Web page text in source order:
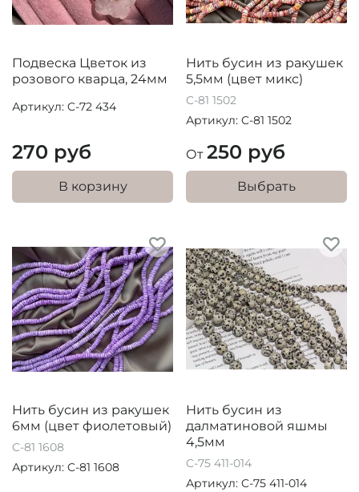
Подвеска Цветок из
розового кварца, 24мм
Артикул: C-72 434
270 руб
В корзину
Нить бусин из ракушек
5,5мм (цвет микс)
C-81 1502
Артикул: C-81 1502
От 250 руб
Выбрать
Нить бусин из ракушек
6мм (цвет фиолетовый)
C-81 1608
Артикул: C-81 1608
Нить бусин из
далматиновой яшмы
4,5мм
C-75 411-014
Артикул: C-75 411-014